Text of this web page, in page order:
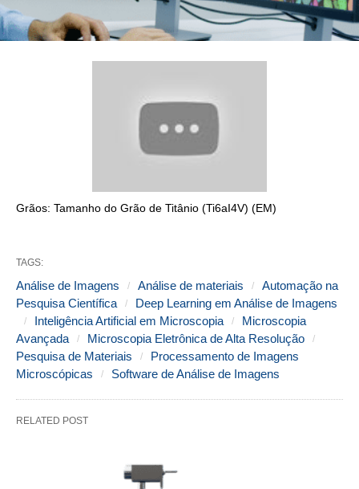
Grãos: Tamanho do Grão de Titânio (Ti6aI4V) (EM)
TAGS:
Análise de Imagens Análise de materiais
Automação na
Pesquisa Científica
Deep Learning em Análise de Imagens
Inteligência Artificial em Microscopia
Microscopia
Avançada
Microscopia Eletrônica de Alta Resolução
Pesquisa de Materiais
Processamento de Imagens
Microscópicas
Software de Análise de Imagens
RELATED POST